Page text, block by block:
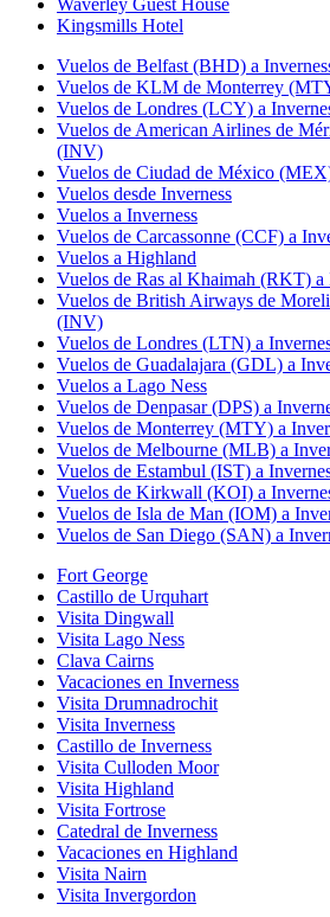
Waverley Guest House
Kingsmills Hotel
Vuelos de Belfast (BHD) a
Vuelos de KLM de Monterrey
Vuelos de Londres (LCY) a
Vuelos de American Airlines de
(INV)
Vuelos de Ciudad de México
Vuelos desde Inverness
Vuelos a Inverness
Vuelos de Carcassonne (CCF) a
Vuelos a Highland
Vuelos de Ras al Khaimah (RKT)
Vuelos de British Airways de
(INV)
Vuelos de Londres (LTN) a
Vuelos de Guadalajara (GDL) a
Vuelos a Lago Ness
Vuelos de Denpasar (DPS) a
Vuelos de Monterrey (MTY) a
Vuelos de Melbourne (MLB) a
Vuelos de Estambul (IST) a
Vuelos de Kirkwall (KOI) a
Vuelos de Isla de Man (IOM) a
Vuelos de San Diego (SAN) a
Fort George
Castillo de Urquhart
Visita Dingwall
Visita Lago Ness
Clava Cairns
Vacaciones en Inverness
Visita Drumnadrochit
Visita Inverness
Castillo de Inverness
Visita Culloden Moor
Visita Highland
Visita Fortrose
Catedral de Inverness
Vacaciones en Highland
Visita Nairn
Visita Invergordon